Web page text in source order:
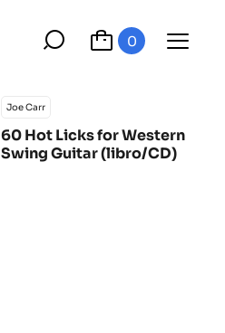
0
Joe Carr
60 Hot Licks for Western
Swing Guitar (libro/CD)